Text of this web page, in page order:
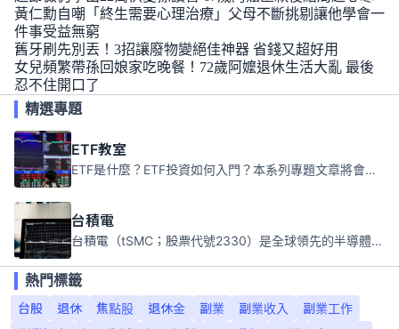
黃仁勳自嘲「終生需要心理治療」父母不斷挑剔讓他學會一
件事受益無窮
舊牙刷先別丟！3招讓廢物變絕佳神器 省錢又超好用
女兒頻繁帶孫回娘家吃晚餐！72歲阿嬤退休生活大亂 最後
忍不住開口了
精選專題
ETF教室
ETF是什麼？ETF投資如何入門？本系列專題文章將會告訴你新手必須知道的ETF基礎知識。
台積電
台積電（tSMC；股票代號2330）是全球領先的半導體代工公司，成立於1987年，總部位於台灣新竹。且已於美國、日本、德國及中國設廠，台積電是全球首家專業積體電路製造服務公司，也是全球最先進和最大規模的半導體代工廠。
熱門標籤
台股
退休 焦點股 退休金 副業 副業收入
副業工作